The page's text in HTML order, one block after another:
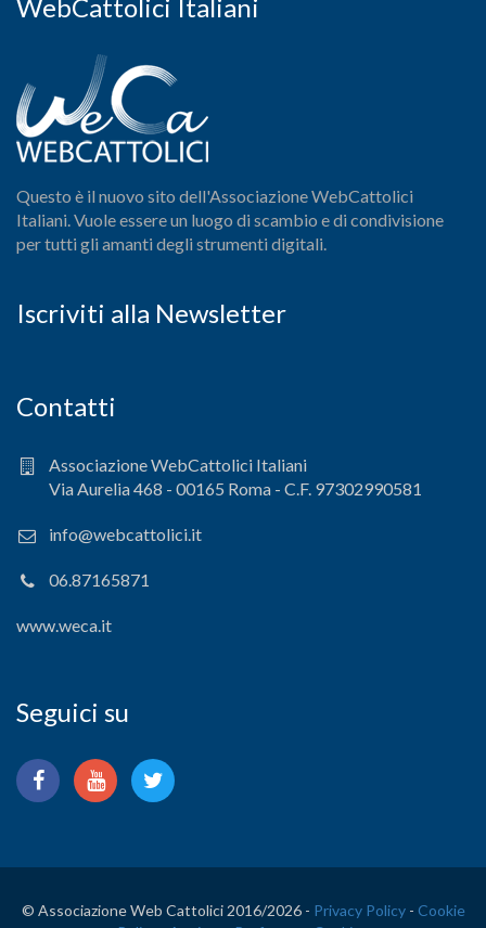
WebCattolici Italiani
Questo è il nuovo sito dell'Associazione WebCattolici
Italiani. Vuole essere un luogo di scambio e di condivisione
per tutti gli amanti degli strumenti digitali.
Iscriviti alla Newsletter
Contatti
Associazione WebCattolici Italiani
Via Aurelia 468 - 00165 Roma - C.F. 97302990581
info@webcattolici.it
06.87165871
www.weca.it
Seguici su
© Associazione Web Cattolici 2016/2026 - Privacy Policy- Cookie